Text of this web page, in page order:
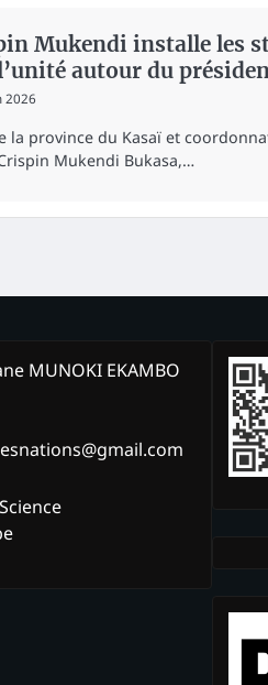
Mukendi installe les
autour du
2026
la province du Kasaï et
Mukendi Bukasa,…
MUNOKI EKAMBO